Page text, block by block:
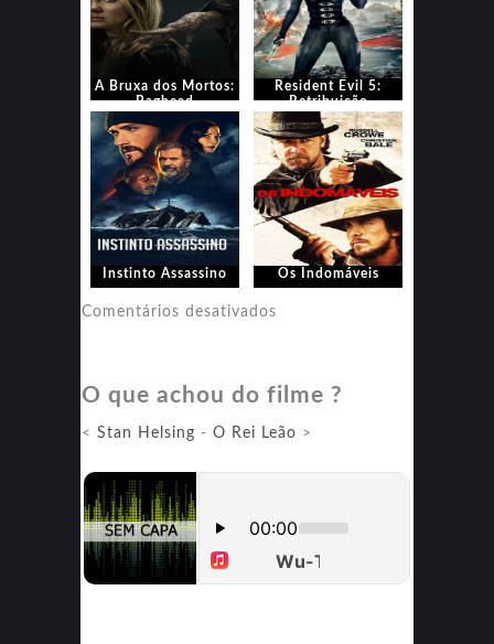
A Bruxa dos Mortos:
Baghead
Resident Evil 5:
Retribuição
Instinto Assassino Os Indomáveis
Comentários desativados
O que achou do filme ?
< Stan Helsing - O Rei Leão >